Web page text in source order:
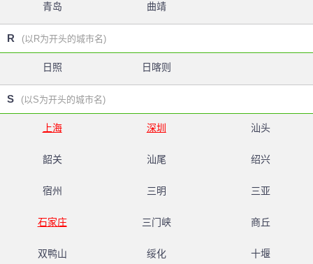
青岛 曲靖
R (以R为开头的城市名)
日照 日喀则
S (以S为开头的城市名)
上海 深圳 汕头
韶关 汕尾 绍兴
宿州 三明 三亚
石家庄 三门峡 商丘
双鸭山 绥化 十堰